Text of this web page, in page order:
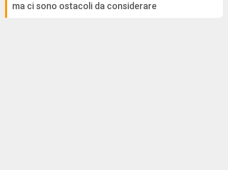
ma ci sono ostacoli da considerare